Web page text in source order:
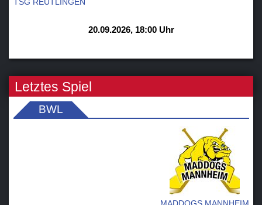
TSG REUTLINGEN
20.09.2026, 18:00 Uhr
Letztes Spiel
BWL
MADDOGS MANNHEIM